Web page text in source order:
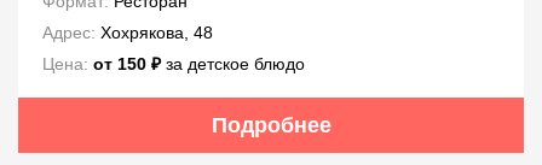
Адрес: Хохрякова, 48
Цена: от 150 ₽за детское блюдо
Подробнее